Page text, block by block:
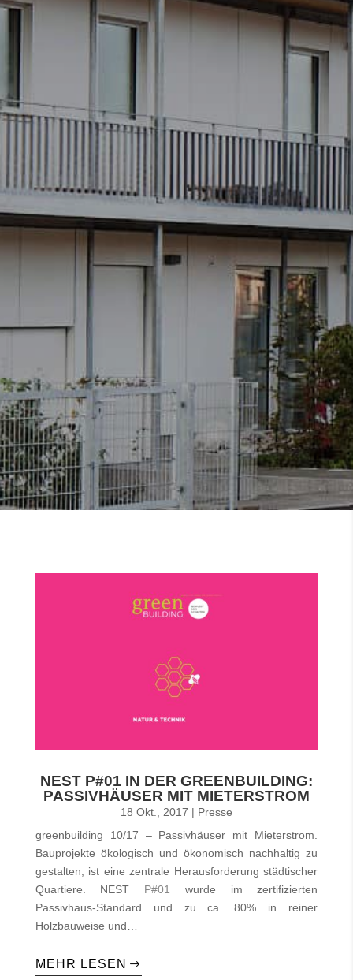
NEST P#01 IN DER GREENBUILDING:
PASSIVHÄUSER MIT MIETERSTROM
18 Okt., 2017 | Presse
greenbuilding 10/17 – Passivhäuser mit Mieterstrom.
Bauprojekte ökologisch und ökonomisch nachhaltig zu
gestalten, ist eine zentrale Herausforderung städtischer
Quartiere. NEST P#01
wurde im zertifizierten
Passivhaus-Standard und zu ca. 80% in reiner
Holzbauweise und…
MEHR LESEN